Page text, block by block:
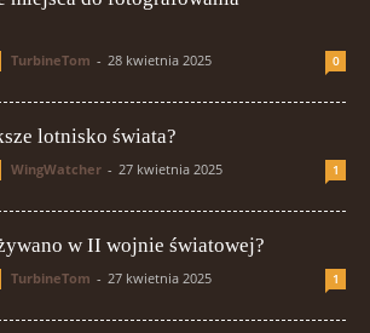
TurbineTom - 28 kwietnia 2025 0
lotnisko świata?
WingWatcher - 27 kwietnia 2025 1
w II wojnie światowej?
TurbineTom - 27 kwietnia 2025 1